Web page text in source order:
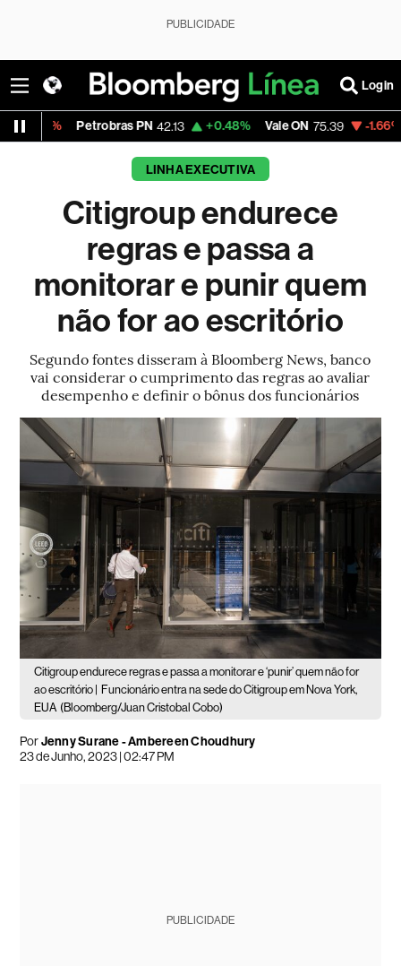
PUBLICIDADE
Login
Petrobras PN 42.13 +0.48% Vale ON 75.39 -1.66% Itaú PN
LINHA EXECUTIVA
Citigroup endurece
regras e passa a
monitorar e punir quem
não for ao escritório
Segundo fontes disseram à Bloomberg News, banco
vai considerar o cumprimento das regras ao avaliar
desempenho e definir o bônus dos funcionários
Citigroup endurece regras e passa a monitorar e ‘punir’ quem não for
ao escritório |
Funcionário entra na sede do Citigroup em Nova York,
EUA (Bloomberg/Juan Cristobal Cobo)
PorJenny Surane - Ambereen Choudhury
23 de Junho, 2023 | 02:47 PM
PUBLICIDADE